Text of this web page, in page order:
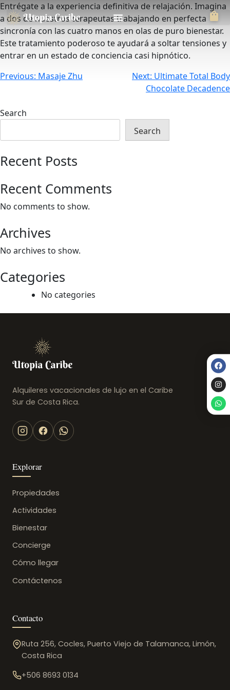
Entrégate a la experiencia definitiva de relajación. Imagina
a dos de nuestros terapeutas trabajando en perfecta
sincronía con las cuatro manos en olas de puro bienestar.
Este tratamiento poderoso te ayudará a soltar tensiones y
entrar en un estado de conciencia casi hipnótico.
Previous: Masaje Zhu Next: Ultimate Total Body
Chocolate Decadence
Search
Search
Recent Posts
Recent Comments
No comments to show.
Archives
No archives to show.
Categories
No categories
Alquileres vacacionales de lujo en el Caribe
Sur de Costa Rica.
Explorar
Propiedades
Actividades
Bienestar
Concierge
Cómo llegar
Contáctenos
Contacto
Ruta 256, Cocles, Puerto Viejo de Talamanca, Limón,
Costa Rica
+506 8693 0134